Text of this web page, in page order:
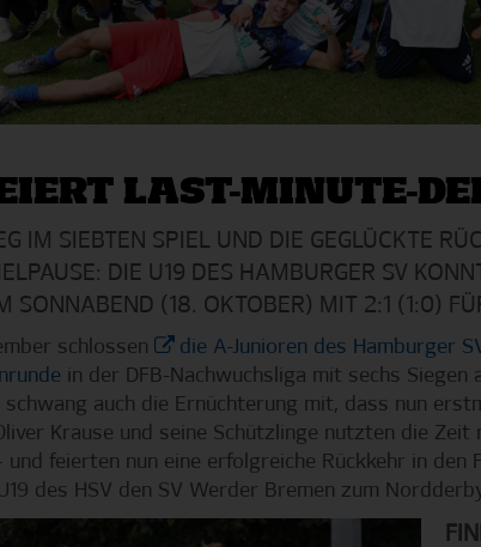
LAST-MINUTE-
IM SIEBTEN SPIEL UND DIE GEGLÜCKTE
DIE U19 DES HAMBURGER SV
SONNABEND (18. OKTOBER) MIT 2:1 (1:0)
schlossen die A-Junioren des Hamburger
in der DFB-Nachwuchsliga mit sechs
auch die Ernüchterung mit, dass nun
Krause und seine Schützlinge nutzten die Zeit
und feierten nun eine erfolgreiche Rückkehr in
des HSV den SV Werder Bremen zum